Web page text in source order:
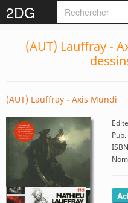
2DG
(AUT) Lauffray -
(AUT) Lauffray - Axis Mundi